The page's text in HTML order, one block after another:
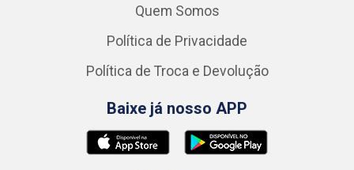
Quem Somos
Política de Privacidade
Política de Troca e Devolução
Baixe já nosso APP